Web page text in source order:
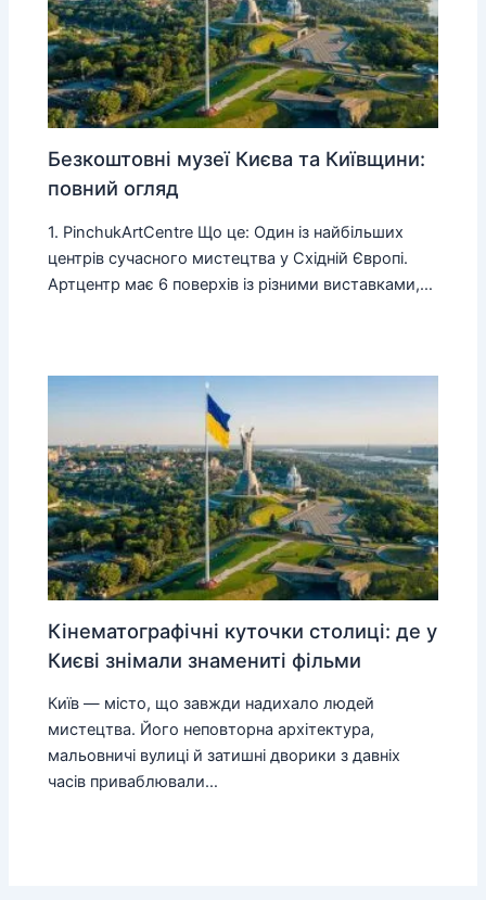
Безкоштовні музеї Києва та Київщини:
повний огляд
1. PinchukArtCentre Що це: Один із найбільших
центрів сучасного мистецтва у Східній Європі.
Артцентр має 6 поверхів із різними виставками,…
Кінематографічні куточки столиці: де у
Києві знімали знамениті фільми
Київ — місто, що завжди надихало людей
мистецтва. Його неповторна архітектура,
мальовничі вулиці й затишні дворики з давніх
часів приваблювали…